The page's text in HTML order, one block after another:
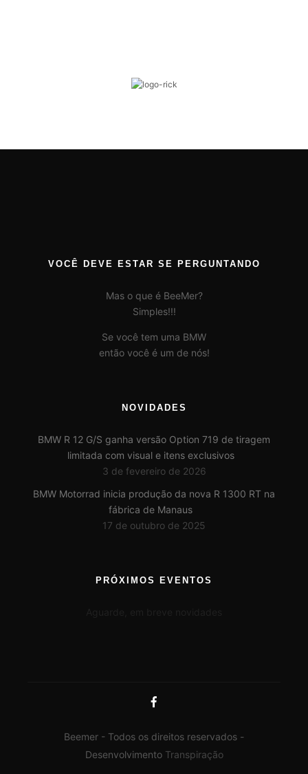
VOCÊ DEVE ESTAR SE PERGUNTANDO
Mas o que é BeeMer?
Simples!!!
Se você tem uma BMW
então você é um de nós!
NOVIDADES
BMW R 12 G/S ganha versão Option 719 de tiragem
limitada com visual e itens exclusivos
3 de fevereiro de 2026
BMW Motorrad inicia produção da nova R 1300 RT na
fábrica de Manaus
17 de outubro de 2025
PRÓXIMOS EVENTOS
Beemer - Todos os direitos reservados -
Desenvolvimento Transpiração